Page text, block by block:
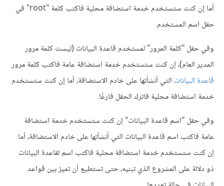
أما إن كنت ستستخدم خدمة استضافة محلية فاكتب كلمة "root" في
حقل اسم المستخدم.
وفي حقل "كلمة المرور" لمستخدم قاعدة البيانات (ليست كلمة مرور
المدير العام)، إن كنت ستستخدم خدمة استضافة عامة فاكتب كلمة مرور
قاعدة البيانات التي أنشأتها على خادم الاستضافة، أما إن كنت ستستخدم
خدمة استضافة محلية فاترك الحقل فارغًا.
وفي حقل "اسم قاعدة البيانات" إن كنت ستستخدم خدمة استضافة
عامة فاكتب اسم قاعدة البيانات التي أنشأتها على خادم الاستضافة، أما
إن كنت ستستخدم خدمة استضافة محلية فاكتب اسم لقاعدة البيانات
ذو دلالة على المشروع الذي تبنيه، حتى تستطيع أن تميز بين قواعد